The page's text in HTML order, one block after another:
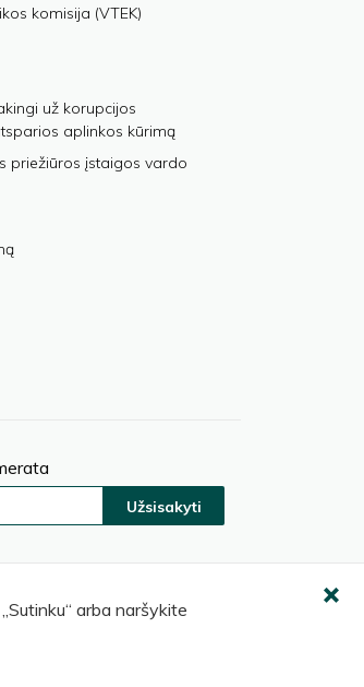
komisija (VTEK)
už korupcijos
aplinkos kūrimą
priežiūros įstaigos vardo
Užsisakyti
arba naršykite